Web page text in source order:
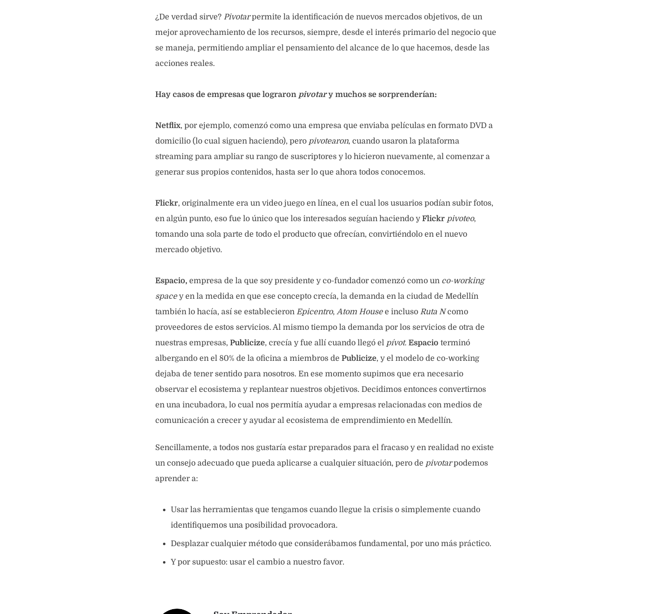
¿De verdad sirve? Pivotarpermite la identificación de nuevos mercados objetivos, de un
mejor aprovechamiento de los recursos, siempre, desde el interés primario del negocio que
se maneja, permitiendo ampliar el pensamiento del alcance de lo que hacemos, desde las
acciones reales.
Hay casos de empresas que lograron pivotary muchos se sorprenderían:
Netflix, por ejemplo, comenzó como una empresa que enviaba películas en formato DVD a
domicilio (lo cual siguen haciendo), pero pivotearon, cuando usaron la plataforma
streaming para ampliar su rango de suscriptores y lo hicieron nuevamente, al comenzar a
generar sus propios contenidos, hasta ser lo que ahora todos conocemos.
Flickr, originalmente era un video juego en línea, en el cual los usuarios podían subir fotos,
en algún punto, eso fue lo único que los interesados seguían haciendo yFlickr pivoteo,
tomando una sola parte de todo el producto que ofrecían, convirtiéndolo en el nuevo
mercado objetivo.
Espacio, empresa de la que soy presidente y co-fundador comenzó como un co-working
spacey en la medida en que ese concepto crecía, la demanda en la ciudad de Medellín
también lo hacía, así se establecieron Epicentro, Atom Housee incluso Ruta Ncomo
proveedores de estos servicios. Al mismo tiempo la demanda por los servicios de otra de
nuestras empresas, Publicize, crecía y fue allí cuando llegó el pívot. Espacio terminó
albergando en el 80% de la oficina a miembros de Publicize, y el modelo de co-working
dejaba de tener sentido para nosotros. En ese momento supimos que era necesario
observar el ecosistema y replantear nuestros objetivos. Decidimos entonces convertirnos
en una incubadora, lo cual nos permitía ayudar a empresas relacionadas con medios de
comunicación a crecer y ayudar al ecosistema de emprendimiento en Medellín.
Sencillamente, a todos nos gustaría estar preparados para el fracaso y en realidad no existe
un consejo adecuado que pueda aplicarse a cualquier situación, pero de pivotarpodemos
aprender a:
Usar las herramientas que tengamos cuando llegue la crisis o simplemente cuando
identifiquemos una posibilidad provocadora.
Desplazar cualquier método que considerábamos fundamental, por uno más práctico.
Y por supuesto: usar el cambio a nuestro favor.